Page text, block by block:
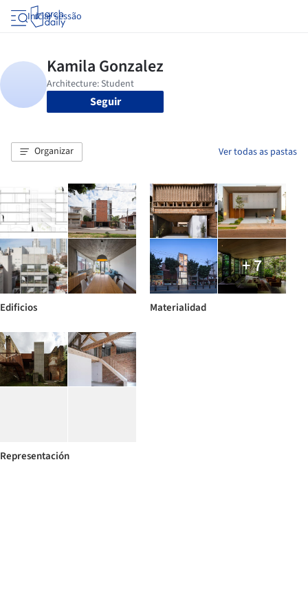
Iniciar sessão
Seguir
Organizar Ver todas as pastas
Edificios
+ 7
Materialidad
Representación